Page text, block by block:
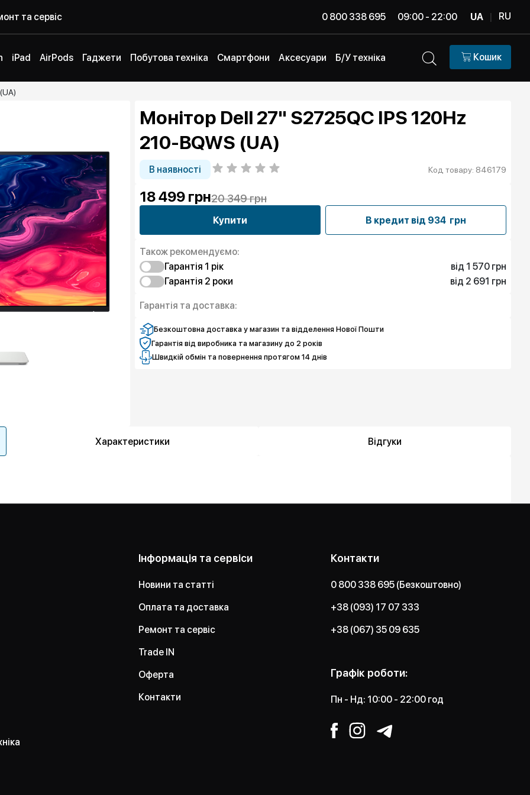
та сервіс 0 800 338 695 09:00 - 22:00 UA | RU
iPad AirPods Гаджети Побутова техніка Смартфони Аксесуари Б/У техніка Кошик
Монітор Dell 27" S2725QC IPS 120Hz
210-BQWS (UA)
В наявності Код товару: 846179
18 499 грн20 349 грн
Купити В кредит від 934 грн
Також рекомендуємо:
Гарантія 1 рік
від 1 570 грн
Захист від браку
1 570 грн
Чистий спокій
Гарантія 2 роки
від 2 691 грн
Захист екрану
Чистий спокій
Гарантія та доставка:
Безкоштовна доставка у магазин та відделення Нової Пошти
Гарантія від виробника та магазину до 2 років
Швидкій обмін та повернення протягом 14 днів
Характеристики Відгуки
Інформація та сервіси
Новини та статті
Оплата та доставка
Ремонт та сервіс
Trade IN
Оферта
Контакти
Контакти
0 800 338 695 (Безкоштовно)
+38 (093) 17 07 333
+38 (067) 35 09 635
Графік роботи:
Пн - Нд: 10:00 - 22:00 год